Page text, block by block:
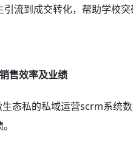
引流到成交转化，帮助学校
售效率及业绩
态私的私域运营scrm系统